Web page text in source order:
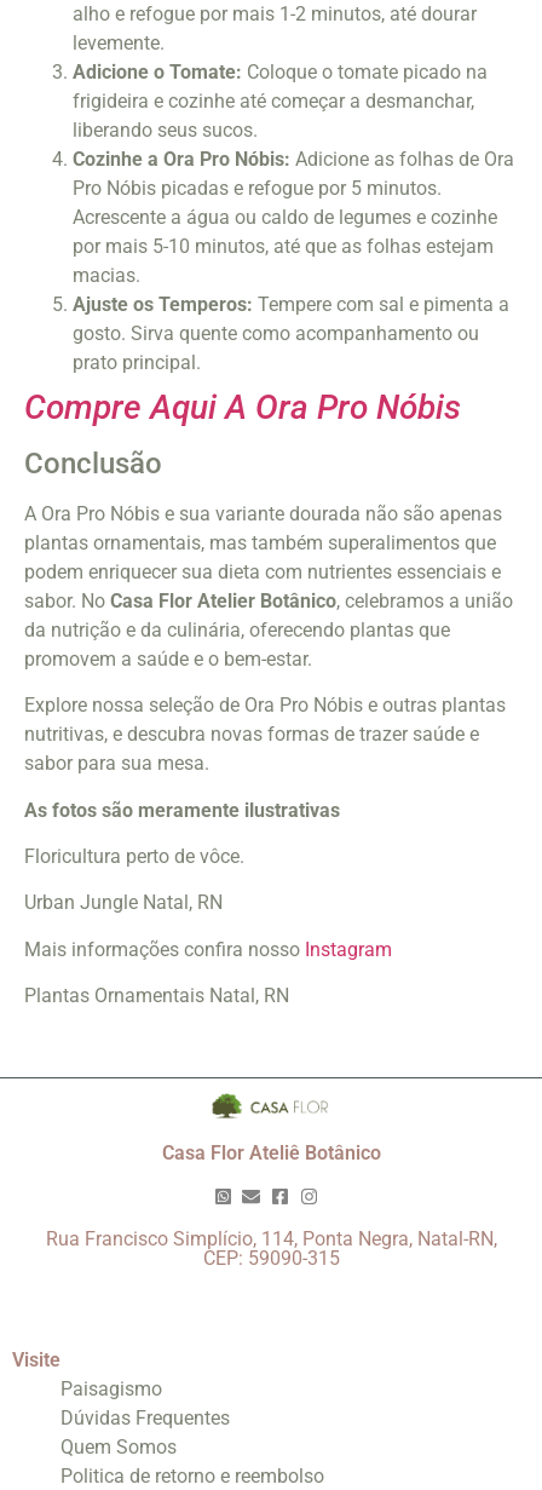
alho e refogue por mais 1-2 minutos, até dourar
levemente.
Adicione o Tomate: Coloque o tomate picado na
frigideira e cozinhe até começar a desmanchar,
liberando seus sucos.
Cozinhe a Ora Pro Nóbis: Adicione as folhas de Ora
Pro Nóbis picadas e refogue por 5 minutos.
Acrescente a água ou caldo de legumes e cozinhe
por mais 5-10 minutos, até que as folhas estejam
macias.
Ajuste os Temperos: Tempere com sal e pimenta a
gosto. Sirva quente como acompanhamento ou
prato principal.
Compre Aqui A Ora Pro Nóbis
Conclusão
A Ora Pro Nóbis e sua variante dourada não são apenas
plantas ornamentais, mas também superalimentos que
podem enriquecer sua dieta com nutrientes essenciais e
sabor. No Casa Flor Atelier Botânico, celebramos a união
da nutrição e da culinária, oferecendo plantas que
promovem a saúde e o bem-estar.
Explore nossa seleção de Ora Pro Nóbis e outras plantas
nutritivas, e descubra novas formas de trazer saúde e
sabor para sua mesa.
As fotos são meramente ilustrativas
Floricultura perto de vôce.
Urban Jungle Natal, RN
Mais informações confira nosso Instagram
Plantas Ornamentais Natal, RN
Casa Flor Ateliê Botânico
Rua Francisco Simplício, 114, Ponta Negra, Natal-RN,
CEP: 59090-315
Visite
Paisagismo
Dúvidas Frequentes
Quem Somos
Politica de retorno e reembolso